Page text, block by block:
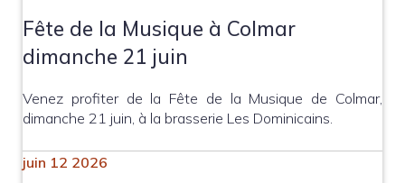
Fête de la Musique à Colmar
dimanche 21 juin
Venez profiter de la Fête de la Musique de Colmar,
dimanche 21 juin, à la brasserie Les Dominicains.
juin 12 2026